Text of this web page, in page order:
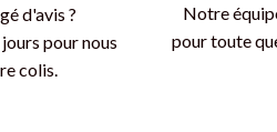
d'avis ?
pour nous
colis.
Notre
pour toute